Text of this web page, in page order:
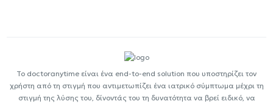
Το doctoranytime είναι ένα end-to-end solution που υποστηρίζει τον
χρήστη από τη στιγμή που αντιμετωπίζει ένα ιατρικό σύμπτωμα μέχρι τη
στιγμή της λύσης του, δίνοντάς του τη δυνατότητα να βρεί ειδικό, να